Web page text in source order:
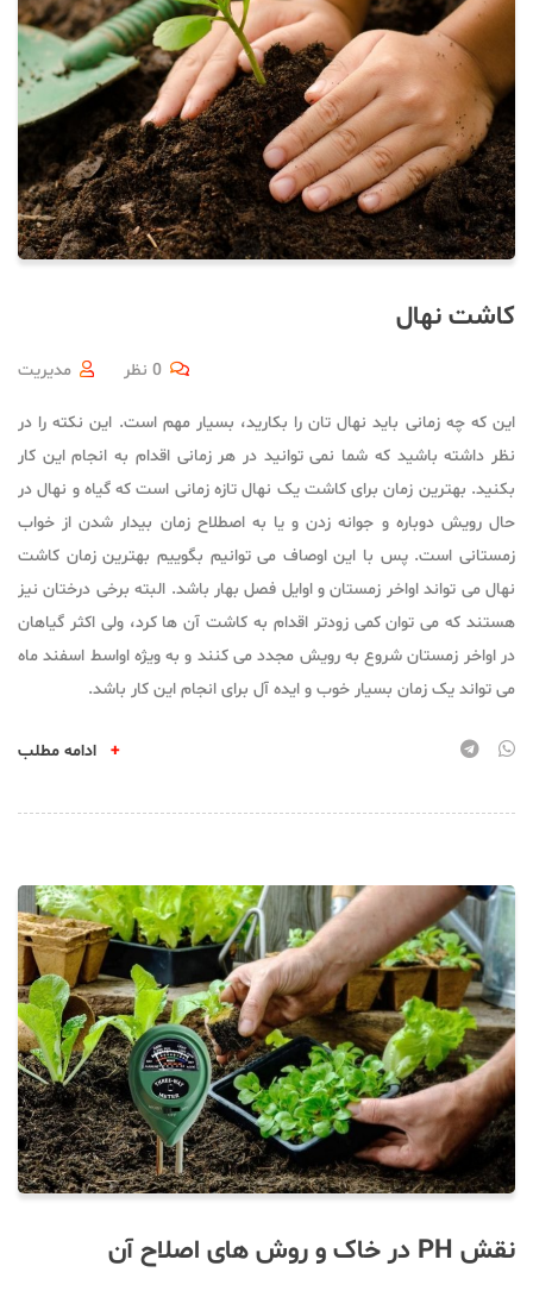
کاشت نهال
مدیریت 0 نظر
این که چه زمانی باید نهال تان را بکارید، بسیار مهم است. این نکته را در
نظر داشته باشید که شما نمی توانید در هر زمانی اقدام به انجام این کار
بکنید. بهترین زمان برای کاشت یک نهال تازه زمانی است که گیاه و نهال در
حال رویش دوباره و جوانه زدن و یا به اصطلاح زمان بیدار شدن از خواب
زمستانی است. پس با این اوصاف می توانیم بگوییم بهترین زمان کاشت
نهال می تواند اواخر زمستان و اوایل فصل بهار باشد. البته برخی درختان نیز
هستند که می توان کمی زودتر اقدام به کاشت آن ها کرد، ولی اکثر گیاهان
در اواخر زمستان شروع به رویش مجدد می کنند و به ویژه اواسط اسفند ماه
می تواند یک زمان بسیار خوب و ایده آل برای انجام این کار باشد.
+
نقش PH در خاک و روش های اصلاح آن